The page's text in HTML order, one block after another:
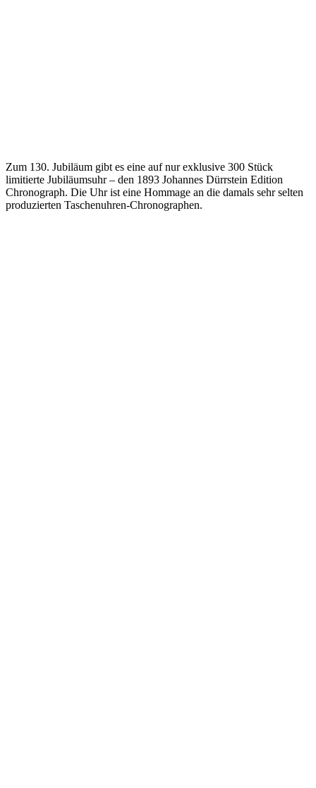
Zum 130. Jubiläum gibt es eine auf nur exklusive 300 Stück
limitierte Jubiläumsuhr – den 1893 Johannes Dürrstein Edition
Chronograph. Die Uhr ist eine Hommage an die damals sehr selten
produzierten Taschenuhren-Chronographen.